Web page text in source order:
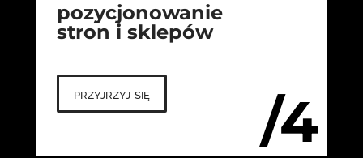
/4
pozycjonowanie
stron i sklepów
przyjrzyj się